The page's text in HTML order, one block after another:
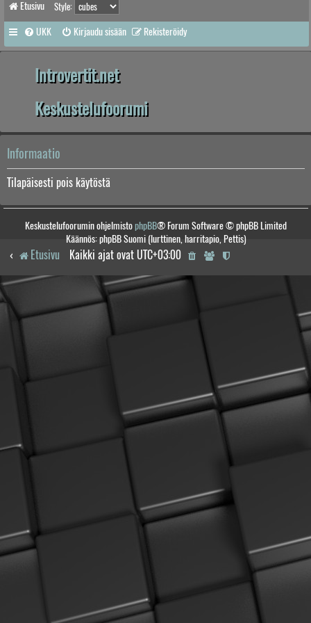
Etusivu Style:
UKK Kirjaudu sisään Rekisteröidy
Introvertit.net
Keskustelufoorumi
Informaatio
Tilapäisesti pois käytöstä
Keskustelufoorumin ohjelmistophpBB® Forum Software © phpBB Limited
Käännös: phpBB Suomi (lurttinen, harritapio, Pettis)
Etusivu Kaikki ajat ovat UTC+03:00